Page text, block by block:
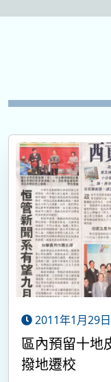
2011年1月29日
區內預留十地
撥地遷校